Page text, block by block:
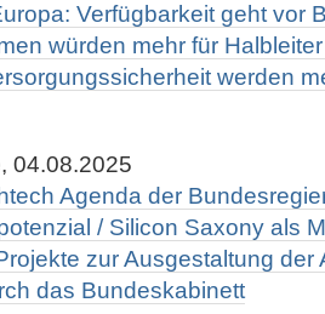
Verfügbarkeit geht vor
würden mehr für
werden
, 04.08.2025
Agenda der
/ Silicon Saxony als
zur Ausgestaltung der
das Bundeskabinett